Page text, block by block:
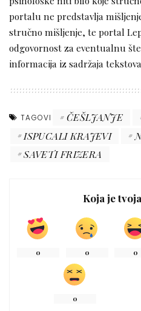
portalu ne predstavlja
stručno mišljenje, te portal
odgovornost za eventualnu
informacija iz sadržaja
TAGOVI ČEŠLJANJE
ISPUCALI KRAJEVI
SAVETI FRIZERA
Koja je
0 0 0
0